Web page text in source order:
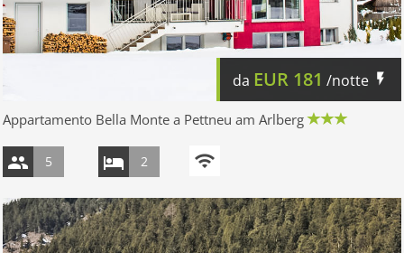
da EUR 181 /notte
Appartamento Bella Monte a Pettneu am Arlberg
5 2